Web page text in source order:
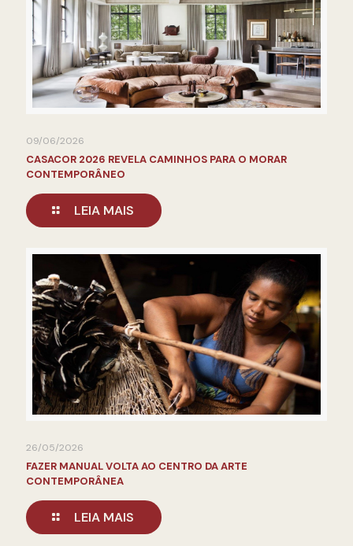
09/06/2026
CASACOR 2026 REVELA CAMINHOS PARA O MORAR
CONTEMPORÂNEO
LEIA MAIS
26/05/2026
FAZER MANUAL VOLTA AO CENTRO DA ARTE
CONTEMPORÂNEA
LEIA MAIS